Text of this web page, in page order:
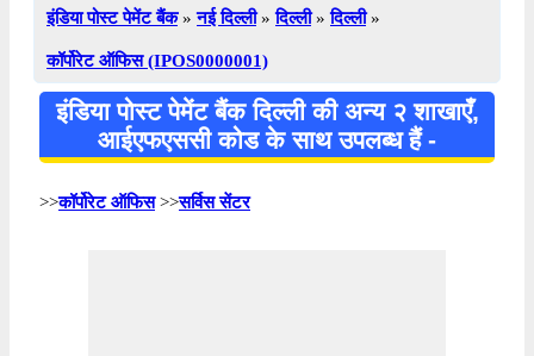
इंडिया पोस्ट पेमेंट बैंक » नई दिल्ली » दिल्ली » दिल्ली »
कॉर्पोरेट ऑफिस (IPOS0000001)
इंडिया पोस्ट पेमेंट बैंक दिल्ली की अन्य २ शाखाएँ,
आईएफएससी कोड के साथ उपलब्ध हैं -
>>कॉर्पोरेट ऑफिस>>सर्विस सेंटर